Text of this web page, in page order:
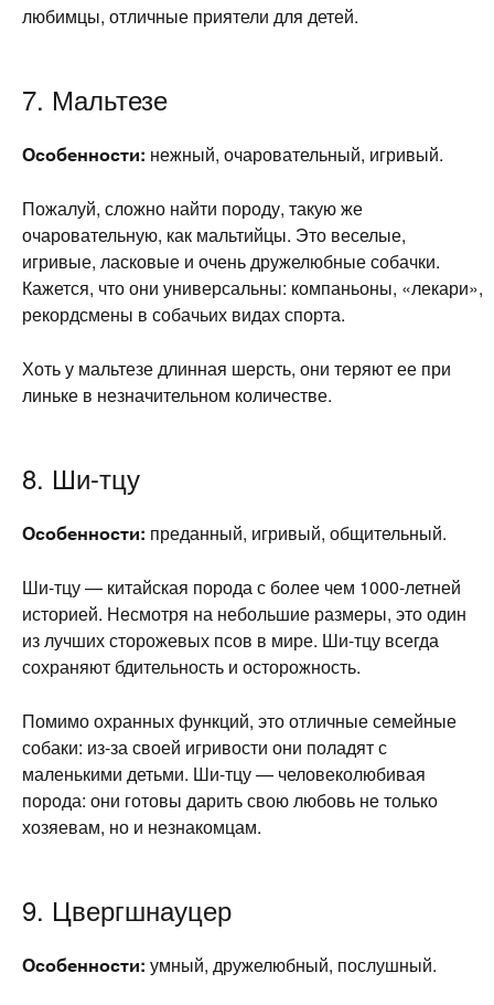
любимцы, отличные приятели для детей.
7. Мальтезе
Особенности: нежный, очаровательный, игривый.
Пожалуй, сложно найти породу, такую же
очаровательную, как мальтийцы. Это веселые,
игривые, ласковые и очень дружелюбные собачки.
Кажется, что они универсальны: компаньоны, «лекари»,
рекордсмены в собачьих видах спорта.
Хоть у мальтезе длинная шерсть, они теряют ее при
линьке в незначительном количестве.
8. Ши-тцу
Особенности: преданный, игривый, общительный.
Ши-тцу — китайская порода с более чем 1000-летней
историей. Несмотря на небольшие размеры, это один
из лучших сторожевых псов в мире. Ши-тцу всегда
сохраняют бдительность и осторожность.
Помимо охранных функций, это отличные семейные
собаки: из-за своей игривости они поладят с
маленькими детьми. Ши-тцу — человеколюбивая
порода: они готовы дарить свою любовь не только
хозяевам, но и незнакомцам.
9. Цвергшнауцер
Особенности: умный, дружелюбный, послушный.